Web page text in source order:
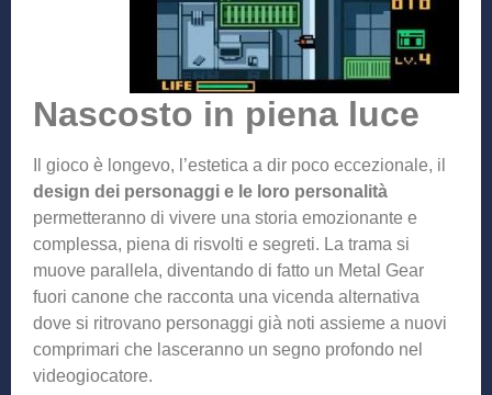
Nascosto in piena luce
Il gioco è longevo, l’estetica a dir poco eccezionale, il
design dei personaggi e le loro personalità
permetteranno di vivere una storia emozionante e
complessa, piena di risvolti e segreti. La trama si
muove parallela, diventando di fatto un Metal Gear
fuori canone che racconta una vicenda alternativa
dove si ritrovano personaggi già noti assieme a nuovi
comprimari che lasceranno un segno profondo nel
videogiocatore.